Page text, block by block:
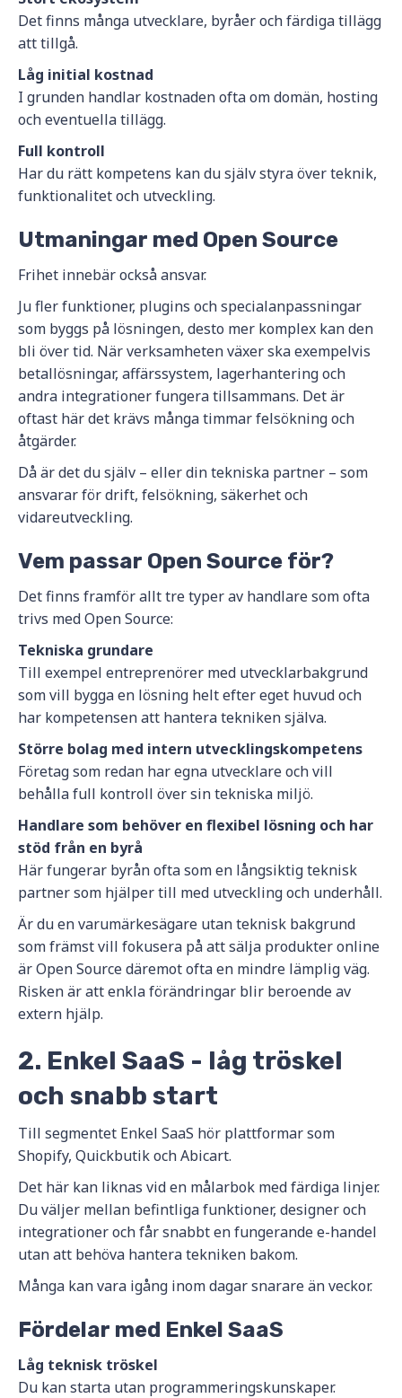
Det finns många utvecklare, byråer och färdiga tillägg
att tillgå.
Låg initial kostnad
I grunden handlar kostnaden ofta om domän, hosting
och eventuella tillägg.
Full kontroll
Har du rätt kompetens kan du själv styra över teknik,
funktionalitet och utveckling.
Utmaningar med Open Source
Frihet innebär också ansvar.
Ju fler funktioner, plugins och specialanpassningar
som byggs på lösningen, desto mer komplex kan den
bli över tid. När verksamheten växer ska exempelvis
betallösningar, affärssystem, lagerhantering och
andra integrationer fungera tillsammans. Det är
oftast här det krävs många timmar felsökning och
åtgärder.
Då är det du själv – eller din tekniska partner – som
ansvarar för drift, felsökning, säkerhet och
vidareutveckling.
Vem passar Open Source för?
Det finns framför allt tre typer av handlare som ofta
trivs med Open Source:
Tekniska grundare
Till exempel entreprenörer med utvecklarbakgrund
som vill bygga en lösning helt efter eget huvud och
har kompetensen att hantera tekniken själva.
Större bolag med intern utvecklingskompetens
Företag som redan har egna utvecklare och vill
behålla full kontroll över sin tekniska miljö.
Handlare som behöver en flexibel lösning och har
stöd från en byrå
Här fungerar byrån ofta som en långsiktig teknisk
partner som hjälper till med utveckling och underhåll.
Är du en varumärkesägare utan teknisk bakgrund
som främst vill fokusera på att sälja produkter online
är Open Source däremot ofta en mindre lämplig väg.
Risken är att enkla förändringar blir beroende av
extern hjälp.
2. Enkel SaaS - låg tröskel
och snabb start
Till segmentet Enkel SaaS hör plattformar som
Shopify, Quickbutik och Abicart.
Det här kan liknas vid en målarbok med färdiga linjer.
Du väljer mellan befintliga funktioner, designer och
integrationer och får snabbt en fungerande e-handel
utan att behöva hantera tekniken bakom.
Många kan vara igång inom dagar snarare än veckor.
Fördelar med Enkel SaaS
Låg teknisk tröskel
Du kan starta utan programmeringskunskaper.